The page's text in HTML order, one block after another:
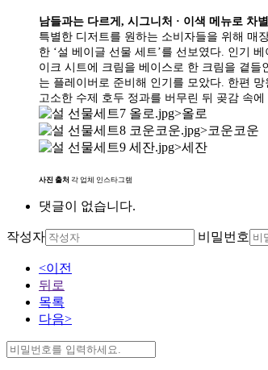
남들과는 다르게, 시그니처 · 이색 메뉴로 차
특별한 디저트를 원하는 소비자들을 위해 매
한 ‘설 베이글 선물 세트’를 선보였다. 인기
이크 시트에 크림을 베이스로 한 크림을 곁들
는 플레이버로 준비해 인기를 모았다. 한편
고소한 수제 호두 정과를 버무린 뒤 곶감 속에
>올로
>코운코운
>세잔
사진 출처 각 업체 인스타그램
댓글이 없습니다.
작성자 비밀번호
<이전
뒤로
목록
다음>